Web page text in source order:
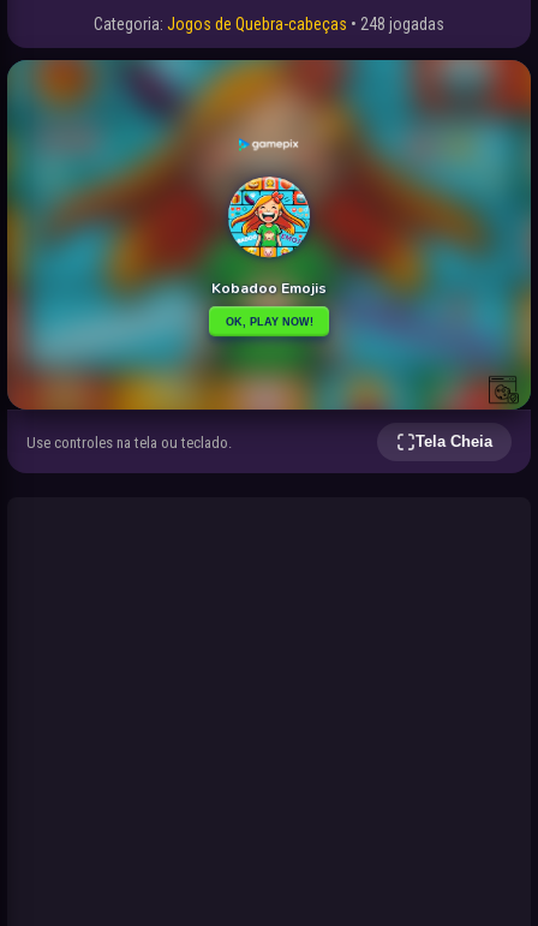
Categoria: Jogos de Quebra-cabeças • 248 jogadas
Use controles na tela ou teclado. Tela Cheia